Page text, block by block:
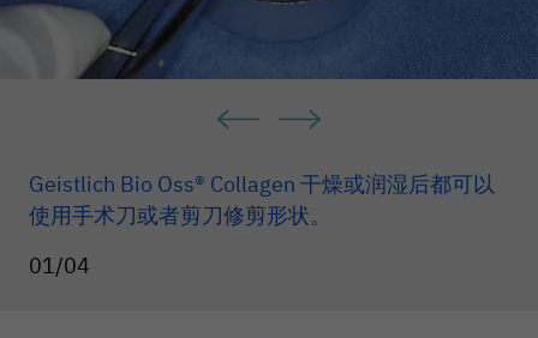
Geistlich Bio Oss® Collagen 干燥或润湿后都可以
使用手术刀或者剪刀修剪形状。
01/04